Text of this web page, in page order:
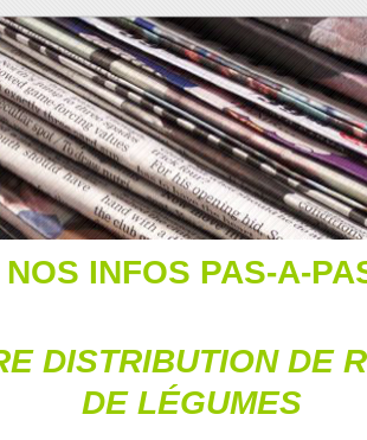
NOS INFOS PAS-A-
DISTRIBUTION DE
DE LÉGUMES